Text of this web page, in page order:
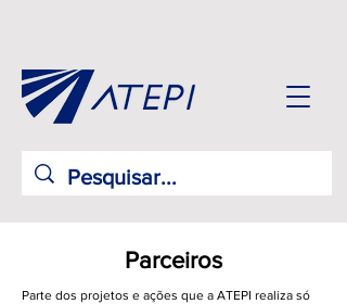
Parceiros
Parte dos projetos e ações que a ATEPI realiza só